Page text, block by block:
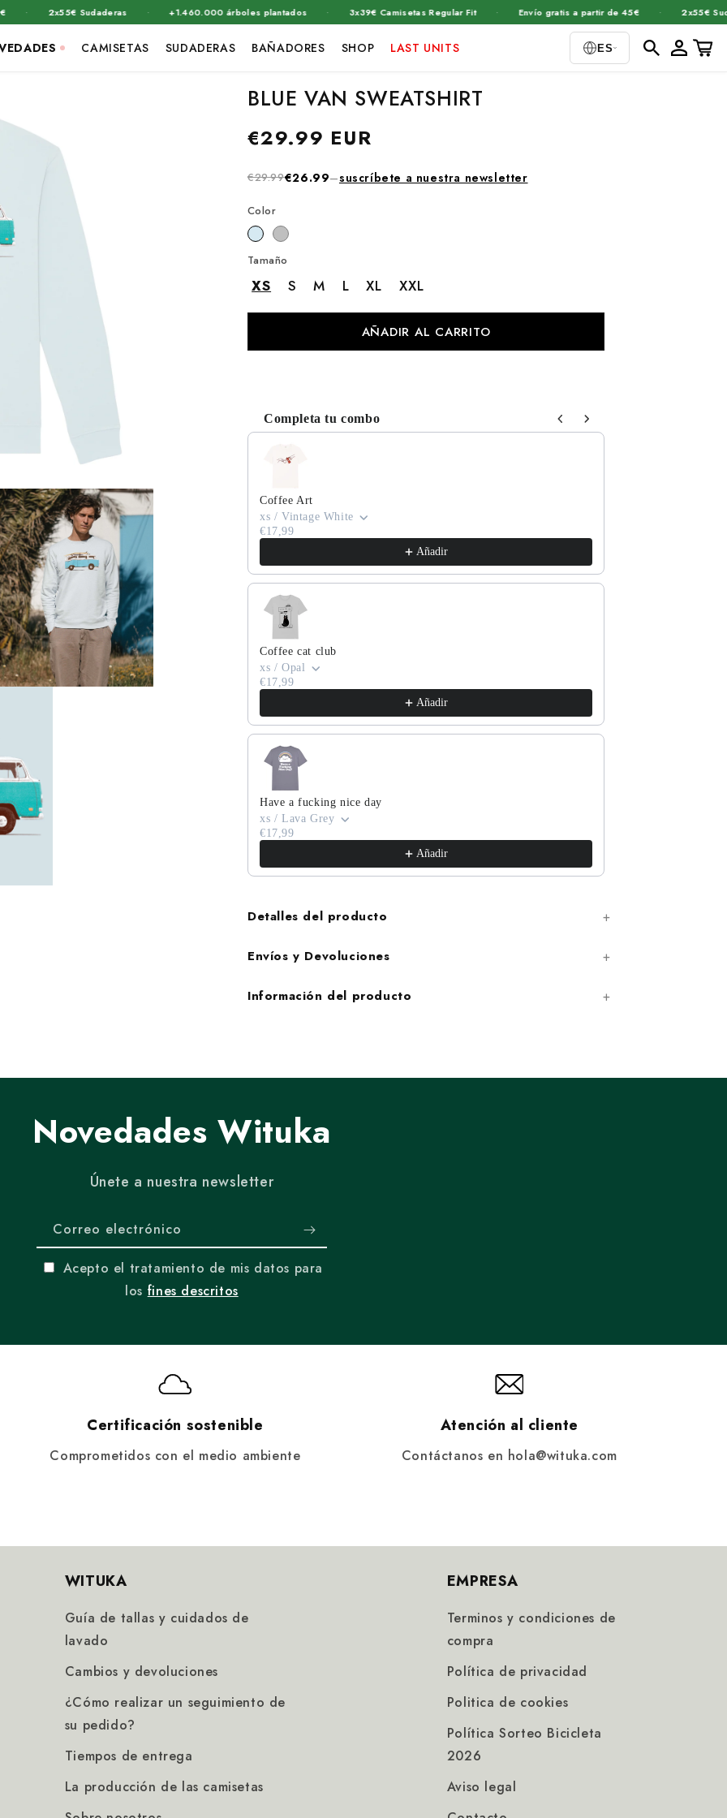
2x55€ Sudaderas · +1.460.000 árboles plantados · 3x39€ Camisetas Regular Fit · Envío gratis a partir de 45€ · 2x55€
CAMISETAS SUDADERAS BAÑADORES SHOP LAST UNITS ES Iniciar
sesiónCarrito
BLUE VAN SWEATSHIRT
Precio
€29.99 EUR
€29.99€26.99–suscríbete a nuestra newsletter
Tamaño
XS S M L XL XXL
Color
AÑADIR AL CARRITO
Completa tu combo
Use the Previous and Next buttons to navigate through product recommendations,
Coffee Art
xs / Vintage White
€17,99
Añadir
Coffee cat club
xs / Opal
€17,99
Añadir
Have a fucking nice day
xs / Lava Grey
€17,99
Añadir
Detalles del producto
Envíos y Devoluciones
Información del producto
Novedades Wituka
Únete a nuestra newsletter
Correo electrónico
Acepto el tratamiento de mis datos para
los fines descritos
Certificación sostenible
Comprometidos con el medio ambiente
Atención al cliente
Contáctanos en hola@wituka.com
WITUKA
Guía de tallas y cuidados de
lavado
Cambios y devoluciones
¿Cómo realizar un seguimiento de
su pedido?
Tiempos de entrega
La producción de las camisetas
EMPRESA
Terminos y condiciones de
compra
Política de privacidad
Politica de cookies
Política Sorteo Bicicleta
2026
Aviso legal